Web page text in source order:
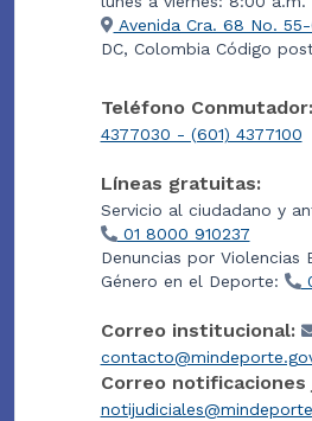
Avenida Cra. 68 No.
DC, Colombia Código
Teléfono Conmutador:
4377030 - (601) 4377100
Líneas gratuitas:
Servicio al ciudadano y
01 8000 910237
Denuncias por Violencias
Género en el Deporte:
Correo institucional:
Correo notificaciones